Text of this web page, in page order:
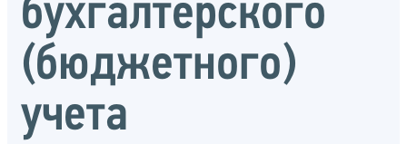
бухгалтерского
(бюджетного)
учета